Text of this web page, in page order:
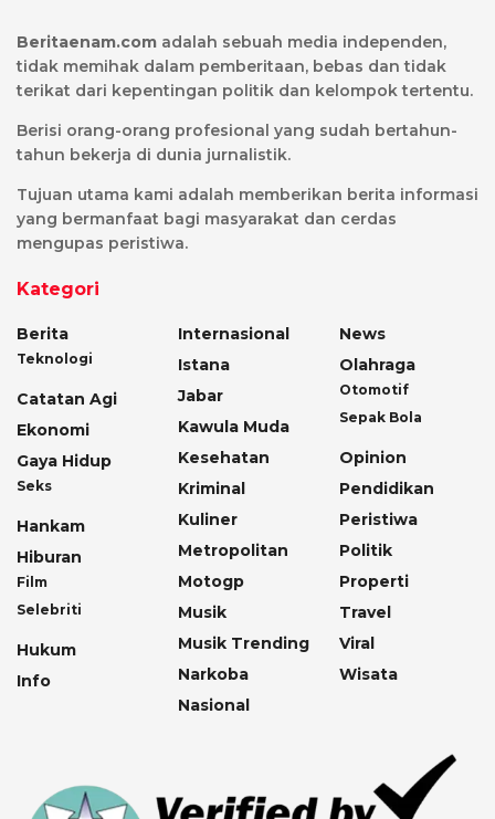
Beritaenam.com adalah sebuah media independen,
tidak memihak dalam pemberitaan, bebas dan tidak
terikat dari kepentingan politik dan kelompok tertentu.
Berisi orang-orang profesional yang sudah bertahun-
tahun bekerja di dunia jurnalistik.
Tujuan utama kami adalah memberikan berita informasi
yang bermanfaat bagi masyarakat dan cerdas
mengupas peristiwa.
Kategori
Berita
Teknologi
Catatan Agi
Ekonomi
Gaya Hidup
Seks
Hankam
Hiburan
Film
Selebriti
Hukum
Info
Internasional
Istana
Jabar
Kawula Muda
Kesehatan
Kriminal
Kuliner
Metropolitan
Motogp
Musik
Musik Trending
Narkoba
Nasional
News
Olahraga
Otomotif
Sepak Bola
Opinion
Pendidikan
Peristiwa
Politik
Properti
Travel
Viral
Wisata